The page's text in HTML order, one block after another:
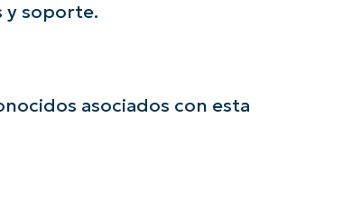
y soporte.
asociados con esta